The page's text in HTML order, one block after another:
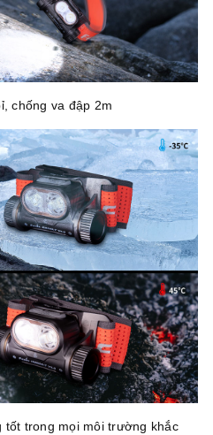
chống va đập 2m
tốt trong mọi môi trường khắc